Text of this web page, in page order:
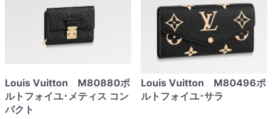
Louis Vuitton M80880ポ
ルトフォイユ･メティス コン
パクト
Louis Vuitton M80496ポ
ルトフォイユ･サラ